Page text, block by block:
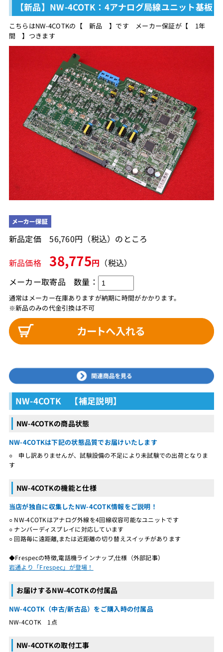
【新品】NW-4COTK：4アナログ局線ユニット基板
こちらはNW-4COTKの【 新品 】です メーカー保証が【 1年
間 】つきます
新品定価 56,760円（税込）のところ
新品価格38,775円 （税込）
メーカー取寄品
通常はメーカー在庫ありますが納期に時間がかかります。
※新品のみの代金引換は不可
数量：
NW-4COTK 【補足説明】
NW-4COTKの商品状態
NW-4COTKは下記の状態品質でお届けいたします
○ 申し訳ありませんが、試験設備の不足により未試験での出荷となりま
す
NW-4COTKの機能と仕様
当店が独自に収集したNW-4COTK情報をご説明！
○ NW-4COTKはアナログ外線を4回線収容可能なユニットです
○ ナンバーディスプレイに対応しています
○ 回路毎に遠距離,または近距離の切り替えスイッチがあります
◆Frespecの特徴,電話機ラインナップ,仕様（外部記事）
岩通より「Frespec」が登場！
お届けするNW-4COTKの付属品
NW-4COTK（中古/新古品）をご購入時の付属品
NW-4COTK 1点
NW-4COTKの取付工事